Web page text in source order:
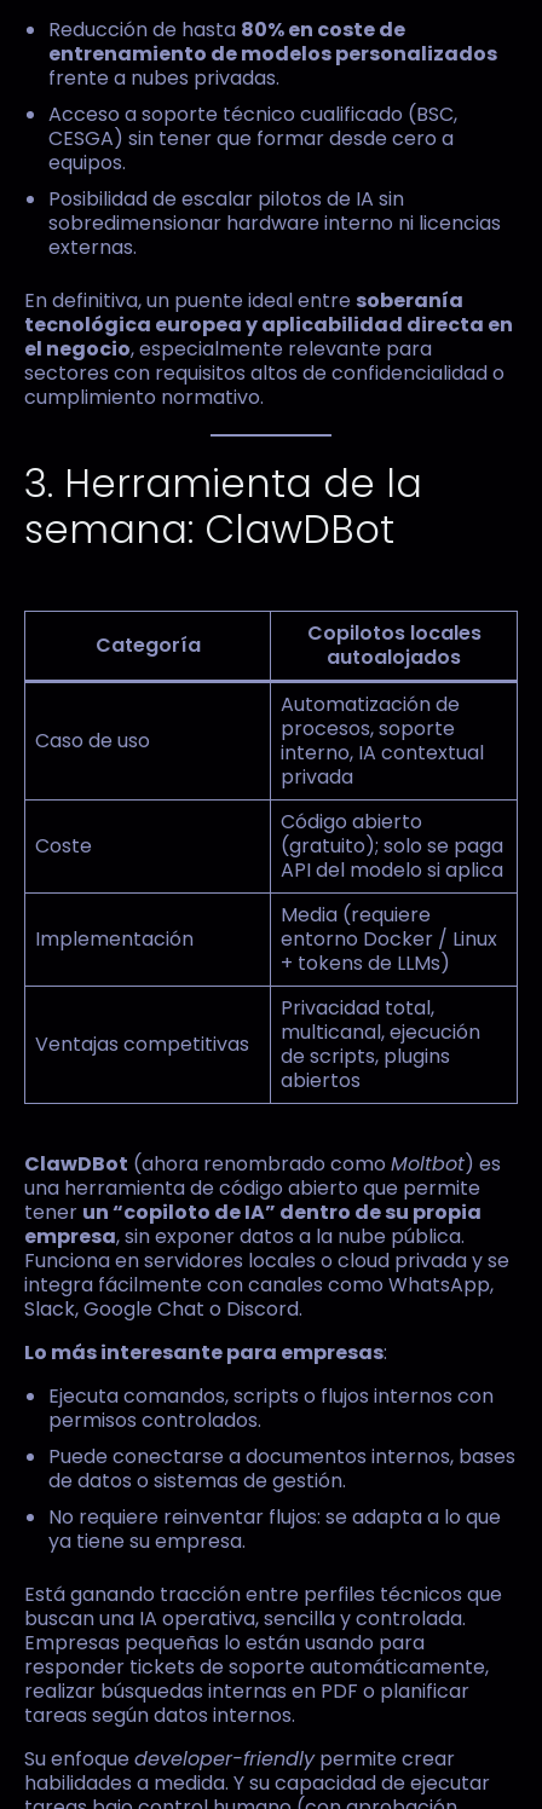
Reducción de hasta 80% en coste de
entrenamiento de modelos personalizados
frente a nubes privadas.
Acceso a soporte técnico cualificado (BSC,
CESGA) sin tener que formar desde cero a
equipos.
Posibilidad de escalar pilotos de IA sin
sobredimensionar hardware interno ni licencias
externas.
En definitiva, un puente ideal entre soberanía
tecnológica europea y aplicabilidad directa en
el negocio, especialmente relevante para
sectores con requisitos altos de confidencialidad o
cumplimiento normativo.
3. Herramienta de la
semana: ClawDBot
Categoría
Copilotos locales
autoalojados
Caso de uso
Automatización de
procesos, soporte
interno, IA contextual
privada
Coste
Código abierto
(gratuito); solo se paga
API del modelo si aplica
Implementación
Media (requiere
entorno Docker / Linux
+ tokens de LLMs)
Ventajas competitivas
Privacidad total,
multicanal, ejecución
de scripts, plugins
abiertos
ClawDBot (ahora renombrado como Moltbot) es
una herramienta de código abierto que permite
tener un “copiloto de IA” dentro de su propia
empresa, sin exponer datos a la nube pública.
Funciona en servidores locales o cloud privada y se
integra fácilmente con canales como WhatsApp,
Slack, Google Chat o Discord.
Lo más interesante para empresas:
Ejecuta comandos, scripts o flujos internos con
permisos controlados.
Puede conectarse a documentos internos, bases
de datos o sistemas de gestión.
No requiere reinventar flujos: se adapta a lo que
ya tiene su empresa.
Está ganando tracción entre perfiles técnicos que
buscan una IA operativa, sencilla y controlada.
Empresas pequeñas lo están usando para
responder tickets de soporte automáticamente,
realizar búsquedas internas en PDF o planificar
tareas según datos internos.
Su enfoque developer-friendlypermite crear
habilidades a medida. Y su capacidad de ejecutar